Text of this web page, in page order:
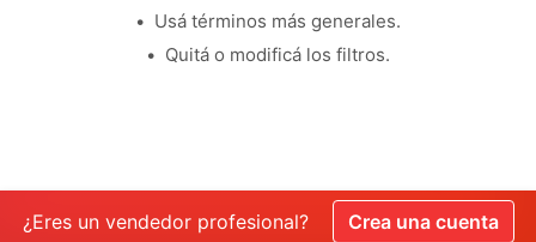
Usá términos más generales.
Quitá o modificá los filtros.
¿Eres un vendedor profesional? Crea una cuenta